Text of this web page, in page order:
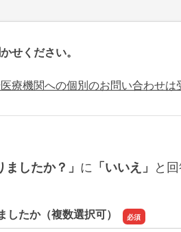
せください。
療機関への個別のお問い合わせは
したか？」 に 「いいえ」 と
たか（複数選択可）